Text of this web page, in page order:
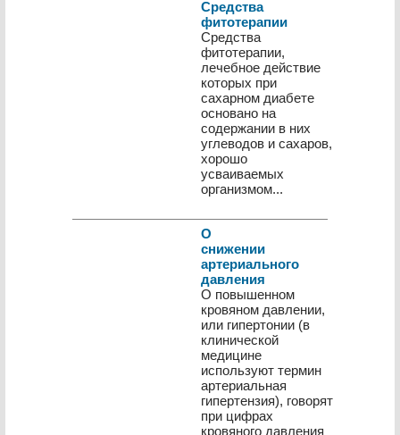
Средства
фитотерапии
Средства
фитотерапии,
лечебное действие
которых при
сахарном диабете
основано на
содержании в них
углеводов и сахаров,
хорошо
усваиваемых
организмом...
О
снижении
артериального
давления
О повышенном
кровяном давлении,
или гипертонии (в
клинической
медицине
используют термин
артериальная
гипертензия), говорят
при цифрах
кровяного давления